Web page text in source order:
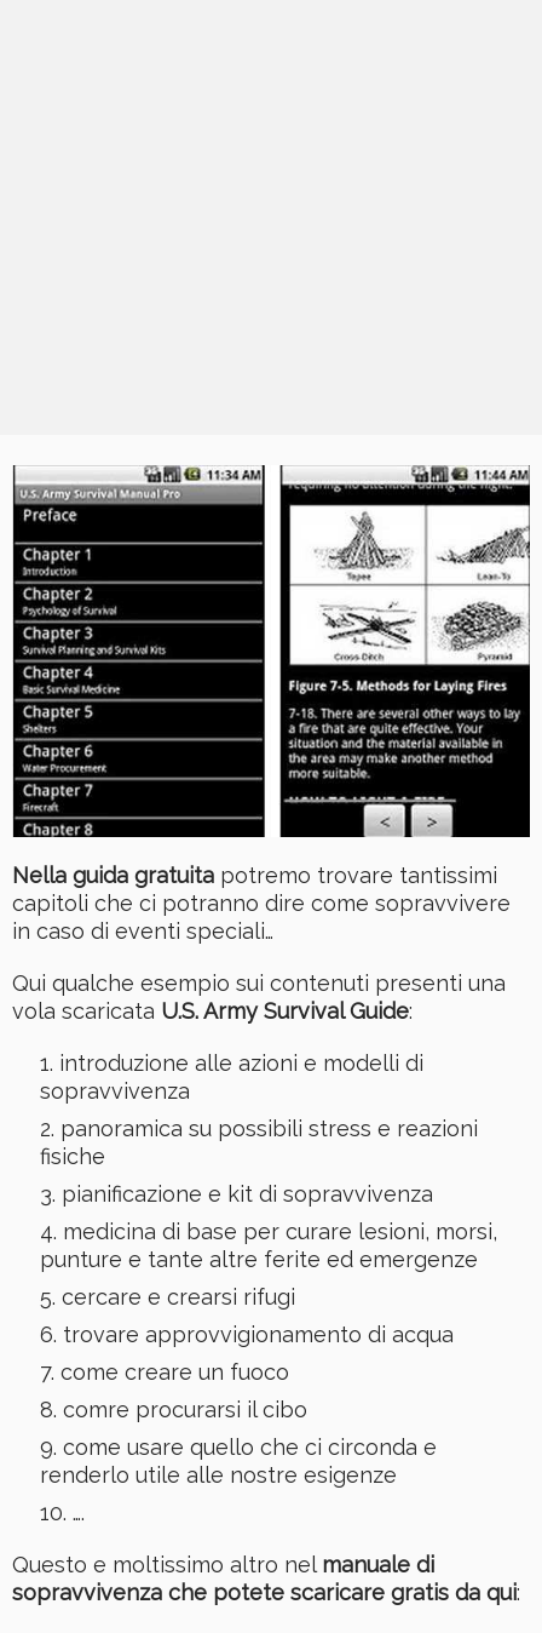
Nella guida gratuita potremo trovare tantissimi
capitoli che ci potranno dire come sopravvivere
in caso di eventi speciali…
Qui qualche esempio sui contenuti presenti una
vola scaricata U.S. Army Survival Guide:
introduzione alle azioni e modelli di
sopravvivenza
panoramica su possibili stress e reazioni
fisiche
pianificazione e kit di sopravvivenza
medicina di base per curare lesioni, morsi,
punture e tante altre ferite ed emergenze
cercare e crearsi rifugi
trovare approvvigionamento di acqua
come creare un fuoco
comre procurarsi il cibo
come usare quello che ci circonda e
renderlo utile alle nostre esigenze
….
Questo e moltissimo altro nelmanuale di
sopravvivenza che potete scaricare gratis da qui: